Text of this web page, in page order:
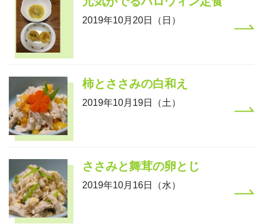
2019年10月20日（日）
柿とささみの白和え
2019年10月19日（土）
ささみと舞茸の卵とじ
2019年10月16日（水）